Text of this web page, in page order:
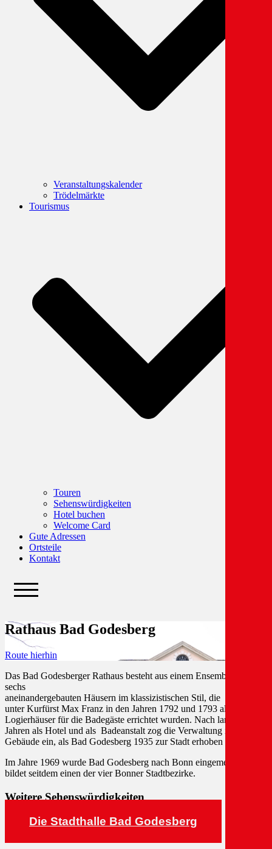
Veranstaltungskalender
Trödelmärkte
Tourismus
Touren
Sehenswürdigkeiten
Hotel buchen
Welcome Card
Gute Adressen
Ortsteile
Kontakt
Rathaus Bad Godesberg
Route hierhin
Das Bad Godesberger Rathaus besteht aus einem Ensemble von
sechs
aneinandergebauten Häusern im klassizistischen Stil, die
unter Kurfürst Max Franz in den Jahren 1792 und 1793 als
Logierhäuser für die Badegäste errichtet wurden. Nach langen
Jahren als Hotel und als Badeanstalt zog die Verwaltung in die
Gebäude ein, als Bad Godesberg 1935 zur Stadt erhoben wurde.
Im Jahre 1969 wurde Bad Godesberg nach Bonn eingemeindet und
bildet seitdem einen der vier Bonner Stadtbezirke.
Weitere Sehenswürdigkeiten
Die Stadthalle Bad Godesberg